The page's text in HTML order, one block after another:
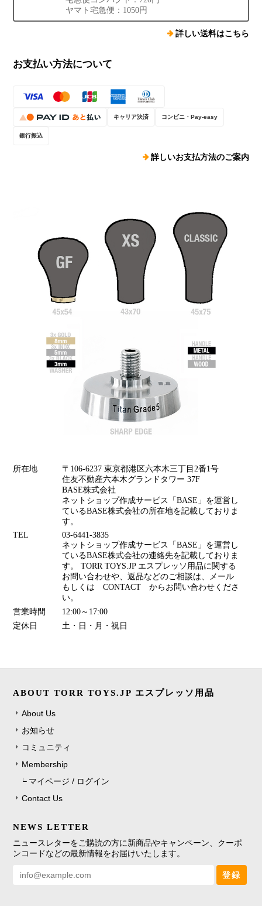
ヤマト宅急便：1050円
詳しい送料はこちら
お支払い方法について
キャリア決済 コンビニ・Pay-easy
銀行振込
詳しいお支払方法のご案内
所在地
〒106-6237 東京都港区六本木三丁目2番1号
住友不動産六本木グランドタワー 37F
BASE株式会社
ネットショップ作成サービス「BASE」を運営し
ているBASE株式会社の所在地を記載しておりま
す。
TEL
03-6441-3835
ネットショップ作成サービス「BASE」を運営し
ているBASE株式会社の連絡先を記載しておりま
す。 TORR TOYS.JP エスプレッソ用品に関する
お問い合わせや、返品などのご相談は、メール
もしくは CONTACT からお問い合わせくださ
い。
営業時間
12:00～17:00
定休日
土・日・月・祝日
ABOUT TORR TOYS.JP エスプレッソ用品
About Us
お知らせ
コミュニティ
Membership
マイページ / ログイン
Contact Us
NEWS LETTER
ニュースレターをご購読の方に新商品やキャンペーン、クーポ
ンコードなどの最新情報をお届けいたします。
登録